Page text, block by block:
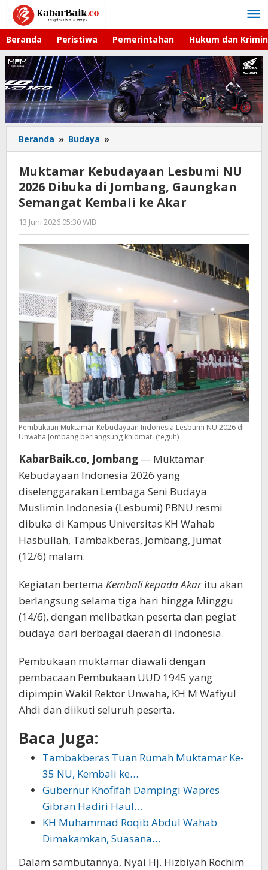
Lewati
konten
Beranda Peristiwa Pemerintahan Hukum dan
Beranda » Budaya »
Kebudayaan
Lesbumi
NU
2026
Dibuka
Semangat
Kembali
Muktamar Kebudayaan Lesbumi NU
2026 Dibuka di Jombang, Gaungkan
Semangat Kembali ke Akar
13 Juni 2026 05:30 WIB
Gagah
Saputra
Pembukaan Muktamar Kebudayaan Indonesia Lesbumi NU 2026 di
Unwaha Jombang berlangsung khidmat. (teguh)
KabarBaik.co, Jombang — Muktamar
Kebudayaan Indonesia 2026 yang
diselenggarakan Lembaga Seni Budaya
Muslimin Indonesia (Lesbumi) PBNU resmi
dibuka di Kampus Universitas KH Wahab
Hasbullah, Tambakberas, Jombang, Jumat
(12/6) malam.
Kegiatan bertema Kembali kepada Akar itu akan
berlangsung selama tiga hari hingga Minggu
(14/6), dengan melibatkan peserta dan pegiat
budaya dari berbagai daerah di Indonesia.
Pembukaan muktamar diawali dengan
pembacaan Pembukaan UUD 1945 yang
dipimpin Wakil Rektor Unwaha, KH M Wafiyul
Ahdi dan diikuti seluruh peserta.
Baca Juga:
Tambakberas Tuan Rumah Muktamar Ke-
35 NU, Kembali ke…
Gubernur Khofifah Dampingi Wapres
Gibran Hadiri Haul…
KH Muhammad Roqib Abdul Wahab
Dimakamkan, Suasana…
Dalam sambutannya, Nyai Hj. Hizbiyah Rochim